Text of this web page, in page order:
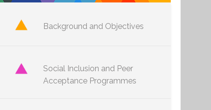
Background and Objectives
Social Inclusion and Peer
Acceptance Programmes